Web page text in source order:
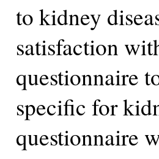
to kidney
satisfaction
questionnaire
specific for
questionnaire